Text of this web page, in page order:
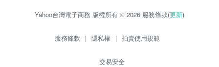
Yahoo台灣電子商務 版權所有 © 2026 服務條款(更新)
服務條款 | 隱私權 | 拍賣使用規範
交易安全